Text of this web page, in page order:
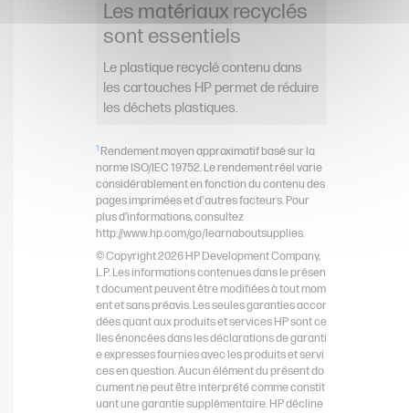
Les matériaux recyclés
sont essentiels
Le plastique recyclé contenu dans
les cartouches HP permet de réduire
les déchets plastiques.
1 Rendement moyen approximatif basé sur la
norme ISO/IEC 19752. Le rendement réel varie
considérablement en fonction du contenu des
pages imprimées et d'autres facteurs. Pour
plus d’informations, consultez
http://www.hp.com/go/learnaboutsupplies.
© Copyright 2026 HP Development Company,
L.P. Les informations contenues dans le présen
t document peuvent être modifiées à tout mom
ent et sans préavis. Les seules garanties accor
dées quant aux produits et services HP sont ce
lles énoncées dans les déclarations de garanti
e expresses fournies avec les produits et servi
ces en question. Aucun élément du présent do
cument ne peut être interprété comme constit
uant une garantie supplémentaire. HP décline